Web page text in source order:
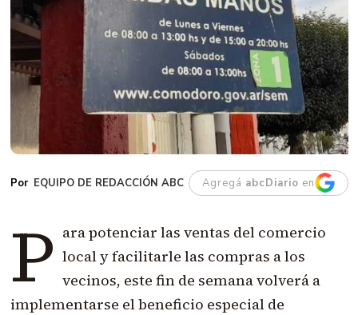
EQUIPO DE REDACCIÓN ABC Agregá abcDiario en
P ara potenciar las ventas del comercio
local y facilitarle las compras a los
vecinos, este fin de semana volverá a
implementarse el beneficio especial de